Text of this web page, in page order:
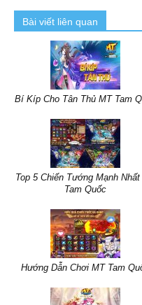
Bài viết liên quan
Bí Kíp Cho Tân Thủ MT Tam
Top 5 Chiến Tướng Mạnh Nhất
Tam Quốc
Hướng Dẫn Chơi MT Tam